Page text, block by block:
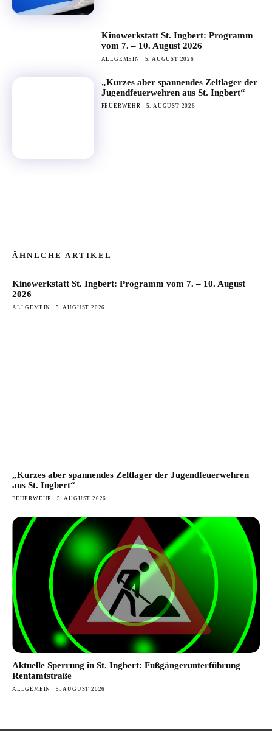
Kinowerkstatt St. Ingbert: Programm
vom 7. – 10. August 2026
ALLGEMEIN 5. AUGUST 2026
„Kurzes aber spannendes Zeltlager der
Jugendfeuerwehren aus St. Ingbert“
FEUERWEHR 5. AUGUST 2026
ÄHNLCHE ARTIKEL
Kinowerkstatt St. Ingbert: Programm vom 7. – 10. August
2026
ALLGEMEIN 5. AUGUST 2026
„Kurzes aber spannendes Zeltlager der Jugendfeuerwehren
aus St. Ingbert“
FEUERWEHR 5. AUGUST 2026
Aktuelle Sperrung in St. Ingbert: Fußgängerunterführung
Rentamtstraße
ALLGEMEIN 5. AUGUST 2026